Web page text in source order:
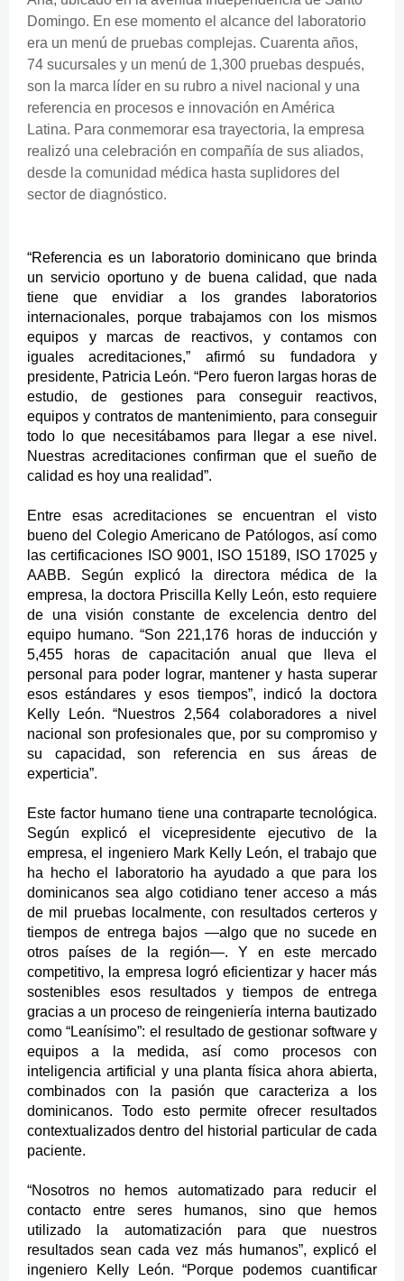
Domingo. En ese momento el alcance del laboratorio
era un menú de pruebas complejas. Cuarenta años,
74 sucursales y un menú de 1,300 pruebas después,
son la marca líder en su rubro a nivel nacional y una
referencia en procesos e innovación en América
Latina. Para conmemorar esa trayectoria, la empresa
realizó una celebración en compañía de sus aliados,
desde la comunidad médica hasta suplidores del
sector de diagnóstico.
“Referencia es un laboratorio dominicano quebrinda
un servicio oportuno y de buena calidad, que nada
tiene que envidiar a los grandes laboratorios
internacionales, porque trabajamos con los mismos
equipos y marcas de reactivos, y contamos con
iguales acreditaciones,” afirmó su fundadora y
presidente, Patricia León. “Pero fueron largas horas de
estudio, de gestiones para conseguir reactivos,
equipos y contratos de mantenimiento, para conseguir
todo lo que necesitábamos para llegar a ese nivel.
Nuestras acreditaciones confirman que el sueño de
calidad es hoy una realidad”.
Entre esas acreditaciones se encuentran el visto
bueno del Colegio Americano de Patólogos, así como
las certificaciones ISO 9001, ISO 15189, ISO 17025 y
AABB. Según explicó la directora médica de la
empresa, la doctora Priscilla Kelly León, esto requiere
de una visión constante de excelencia dentro del
equipo humano. “Son 221,176 horas de inducción y
5,455 horas de capacitación anual que lleva el
personal para poder lograr, mantener y hasta superar
esos estándares y esos tiempos”, indicó la doctora
Kelly León. “Nuestros 2,564 colaboradores a nivel
nacional son profesionales que, por su compromiso y
su capacidad, son referencia en sus áreas de
experticia”.
Este factor humano tiene una contraparte tecnológica.
Según explicó el vicepresidente ejecutivo de la
empresa, el ingeniero Mark Kelly León, el trabajo que
ha hecho el laboratorio ha ayudado a que para los
dominicanos sea algo cotidiano tener acceso a más
de mil pruebas localmente, con resultados certeros y
tiempos de entrega bajos —algo que no sucede en
otros países de la región—. Y en este mercado
competitivo, la empresa logró eficientizar y hacer más
sostenibles esos resultados y tiempos de entrega
gracias a un proceso de reingeniería interna bautizado
como “Leanísimo”: el resultado de gestionar software y
equipos a la medida, así como procesos con
inteligencia artificial y una planta física ahora abierta,
combinados con la pasión que caracteriza a los
dominicanos. Todo esto permite ofrecer resultados
contextualizados dentro del historial particular de cada
paciente.
“Nosotros no hemos automatizado para reducir el
contacto entre seres humanos, sino que hemos
utilizado la automatización para que nuestros
resultados sean cada vez más humanos”, explicó el
ingeniero Kelly León.“Porque podemos cuantificar